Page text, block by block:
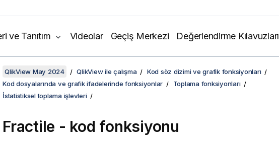
ve Tanıtım Videolar Geçiş Merkezi Değerlendirme Kılavuzları
QlikView May 2024 QlikView ile çalışma
Kod söz dizimi ve grafik fonksiyonları
Kod dosyalarında ve grafik ifadelerinde fonksiyonlar
Toplama fonksiyonları
İstatistiksel toplama işlevleri
Fractile - kod fonksiyonu